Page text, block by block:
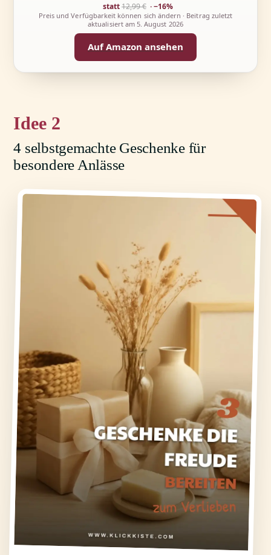
statt12,99 € · −16%
Preis und Verfügbarkeit können sich ändern · Beitrag zuletzt
aktualisiert am 5. August 2026
Auf Amazon ansehen
2
4 selbstgemachte Geschenke für
besondere Anlässe